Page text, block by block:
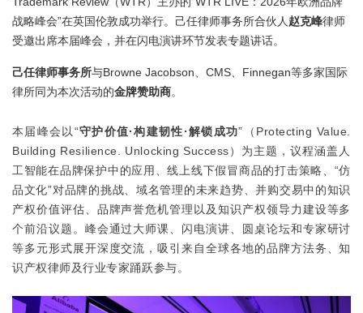
战略峰会”在英国伦敦成功举行。己任律师事务所合伙人 赵克峰律师
受邀出席本届峰会，并在闪电演讲环节发表专题讲话。
己任律师事务所与Browne Jacobson、CMS、Finnegan等多家国际
律所同为本次活动的金牌赞助商。
本届峰会以“守护价值·构建韧性·解锁成功”（Protecting Value.
Building Resilience. Unlocking Success）为主题，议程涵盖人
工智能在品牌保护中的应用、线上线下假冒商品的打击策略、“仿
品文化”对品牌的挑战、域名管理的未来趋势、并购交易中的知识
产权价值评估、品牌声誉危机管理以及知识产权领导力建设等多
个前沿议题。峰会通过大师课、闪电演讲、圆桌论坛和专家研讨
等多元形式展开深度交流，吸引来自全球各地的品牌方法务、知
识产权律师及行业专家踊跃参与。